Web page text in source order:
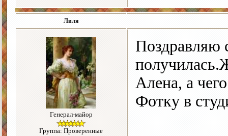
Лиля
Генерал-майор
Группа: Проверенные
Поздравляю
Алена, а
Фотку в